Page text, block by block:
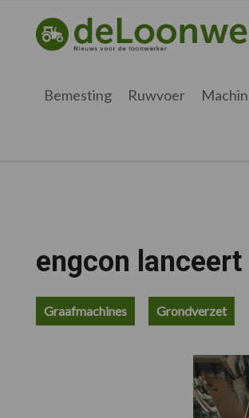
hoofdnavigatie
hoofd
eerste
voettekst
deloonwerker.be
Bemesting Ruwvoer
engcon
Graafmachines Grondverzet